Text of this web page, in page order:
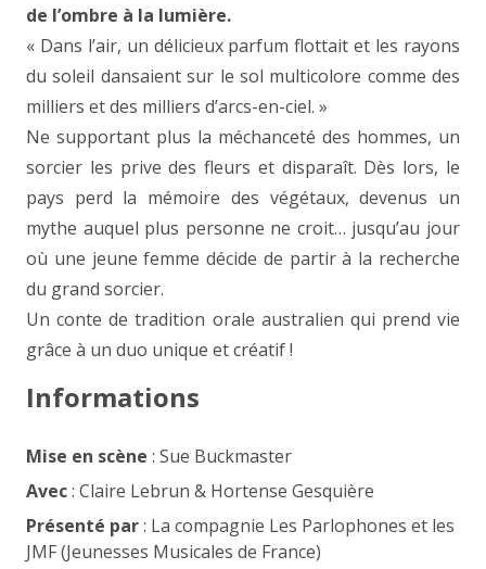
de l’ombre à la lumière.
« Dans l’air, un délicieux parfum flottait et les rayons
du soleil dansaient sur le sol multicolore comme des
milliers et des milliers d’arcs-en-ciel. »
Ne supportant plus la méchanceté des hommes, un
sorcier les prive des fleurs et disparaît. Dès lors, le
pays perd la mémoire des végétaux, devenus un
mythe auquel plus personne ne croit… jusqu’au jour
où une jeune femme décide de partir à la recherche
du grand sorcier.
Un conte de tradition orale australien qui prend vie
grâce à un duo unique et créatif !
Informations
Mise en scène : Sue Buckmaster
Avec: Claire Lebrun & Hortense Gesquière
Présenté par: La compagnie Les Parlophones et les
JMF (Jeunesses Musicales de France)